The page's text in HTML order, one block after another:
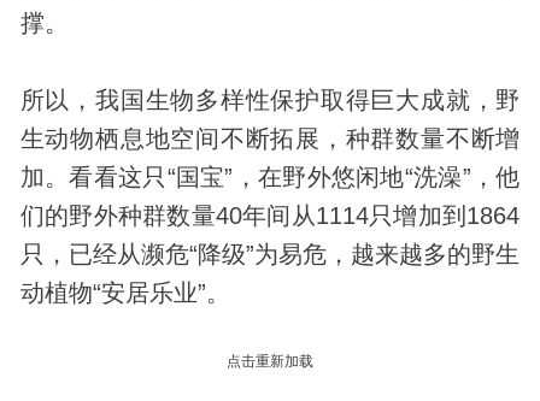
撑。
所以，我国生物多样性保护取得巨大成就，野
生动物栖息地空间不断拓展，种群数量不断增
加。看看这只“国宝”，在野外悠闲地“洗澡”，他
们的野外种群数量40年间从1114只增加到1864
只，已经从濒危“降级”为易危，越来越多的野生
动植物“安居乐业”。
点击重新加载